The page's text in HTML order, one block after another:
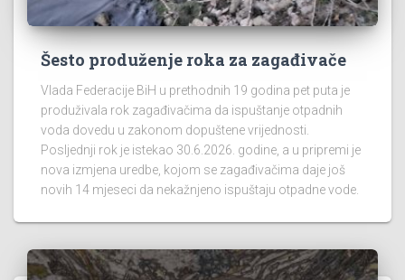
Šesto produženje roka za zagađivače
Vlada Federacije BiH u prethodnih 19 godina pet puta je
produživala rok zagađivačima da ispuštanje otpadnih
voda dovedu u zakonom dopuštene vrijednosti.
Posljednji rok je istekao 30.6.2026. godine, a u pripremi je
nova izmjena uredbe, kojom se zagađivačima daje još
novih 14 mjeseci da nekažnjeno ispuštaju otpadne vode.